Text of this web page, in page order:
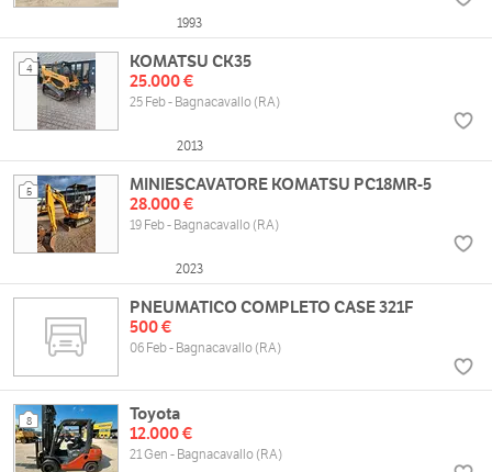
1993
4
KOMATSU CK35
25.000 €
25 Feb - Bagnacavallo (RA)
2013
5
MINIESCAVATORE KOMATSU PC18MR-5
28.000 €
19 Feb - Bagnacavallo (RA)
2023
PNEUMATICO COMPLETO CASE 321F
500 €
06 Feb - Bagnacavallo (RA)
8
Toyota
12.000 €
21 Gen - Bagnacavallo (RA)